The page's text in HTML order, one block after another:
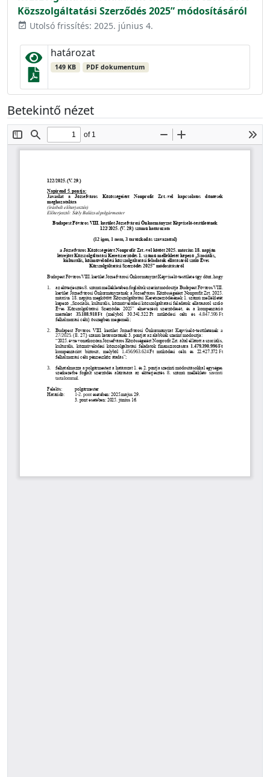
Közszolgáltatási Szerződés 2025” módosításáról
event_available Utolsó frissítés: 2025. június 4.
határozat
149 KB PDF dokumentum
Betekintő nézet